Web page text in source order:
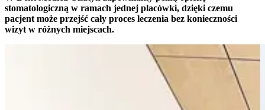
stomatologiczną w ramach jednej placówki, dzięki czemu
pacjent może przejść cały proces leczenia bez konieczności
wizyt w różnych miejscach.